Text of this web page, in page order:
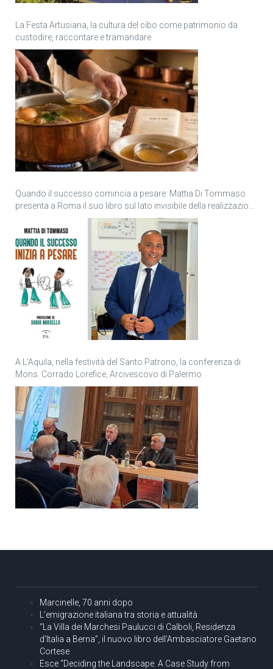
La Festa Artusiana, la cultura del cibo come patrimonio da
custodire, raccontare e tramandare
Quando il successo comincia a pesare: Mattia Di Tommaso
presenta a Roma il suo libro sul lato invisibile della realizzazione
A L’Aquila, nella festività del Santo Patrono, la conferenza di
Mons. Corrado Lorefice, Arcivescovo di Palermo
Marcinelle, 70 anni dopo
L’emigrazione italiana tra storia e attualità
“La Villa dei Marchesi Paulucci di Calboli, Residenza
d’Italia a Berna”, il nuovo libro dell’Ambasciatore Gaetano
Cortese
Esce “Deciding the Landscape. A Case Study from